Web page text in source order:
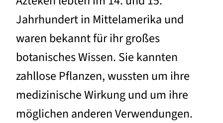
Jahrhundert in Mittelamerika und
waren bekannt für ihr großes
botanisches Wissen. Sie kannten
zahllose Pflanzen, wussten um ihre
medizinische Wirkung und um ihre
möglichen anderen Verwendungen.